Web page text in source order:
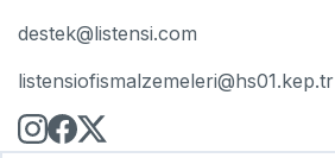
destek@listensi.com
listensiofismalzemeleri@hs01.kep.tr